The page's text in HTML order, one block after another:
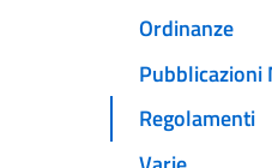
Ordinanze
Regolamenti